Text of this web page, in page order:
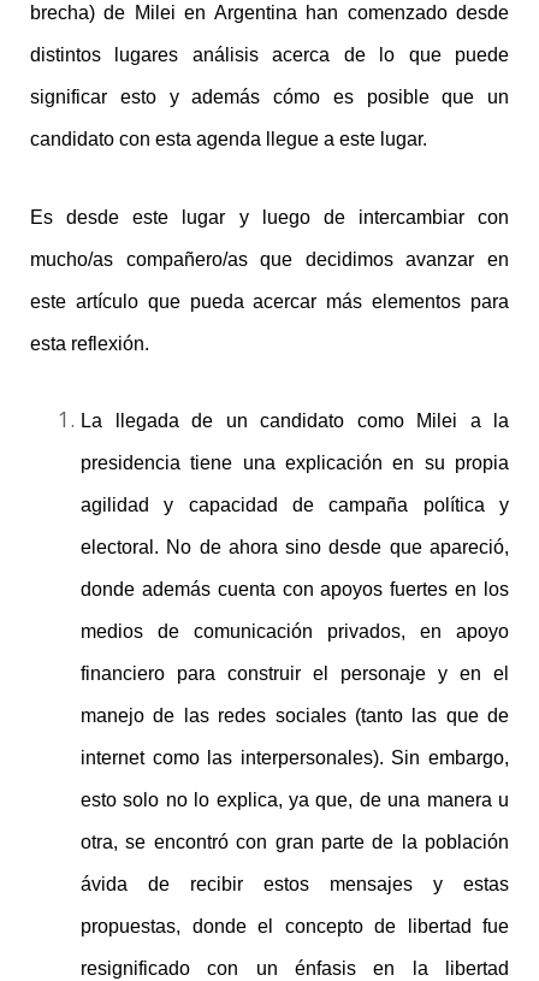
brecha) de Milei en Argentina han comenzado desde
distintos lugares análisis acerca de lo que puede
significar esto y además cómo es posible que un
candidato con esta agenda llegue a este lugar.
Es desde este lugar y luego de intercambiar con
mucho/as compañero/as que decidimos avanzar en
este artículo que pueda acercar más elementos para
esta reflexión.
La llegada de un candidato como Milei a la
presidencia tiene una explicación en su propia
agilidad y capacidad de campaña política y
electoral. No de ahora sino desde que apareció,
donde además cuenta con apoyos fuertes en los
medios de comunicación privados, en apoyo
financiero para construir el personaje y en el
manejo de las redes sociales (tanto las que de
internet como las interpersonales). Sin embargo,
esto solo no lo explica, ya que, de una manera u
otra, se encontró con gran parte de la población
ávida de recibir estos mensajes y estas
propuestas, donde el concepto de libertad fue
resignificado con un énfasis en la libertad